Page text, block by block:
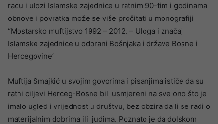
radu i ulozi Islamske zajednice u ratnim 90-tim i godinama
obnove i povratka može se više pročitati u monografiji
“Mostarsko muftijstvo 1992 – 2012. – Uloga i značaj
Islamske zajednice u odbrani Bošnjaka i države Bosne i
Hercegovine”
Muftija Smajkić u svojim govorima i pisanjima ističe da su
ratni ciljevi Herceg-Bosne bili usmjereni na sve ono što je
imalo ugled i vrijednost u društvu, bez obzira da li se radi o
materijalnim dobrima ili ljudima. Poznato je da dolskom